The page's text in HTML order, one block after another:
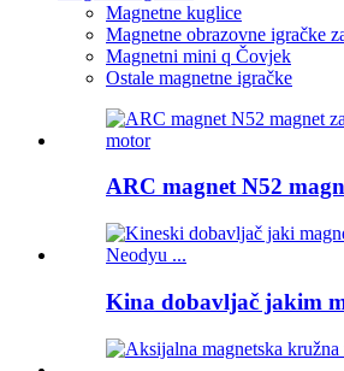
Magnetne kuglice
Magnetne obrazovne igračke
Magnetni mini q Čovjek
Ostale magnetne igračke
ARC magnet N52
Kina dobavljač jakim